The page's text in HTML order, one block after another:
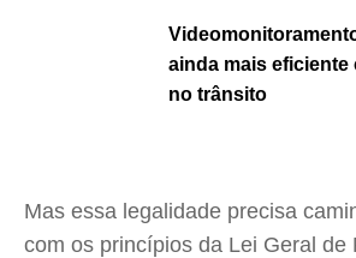
ainda mais eficiente
no trânsito
Mas essa legalidade precisa
com os princípios da Lei Geral de